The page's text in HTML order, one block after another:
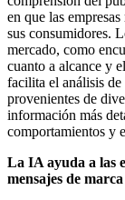
en que las
sus consumidores.
mercado, como
cuanto a alcance y
facilita el análisis de
provenientes de
información más
comportamientos y
La IA ayuda a las
mensajes de marca